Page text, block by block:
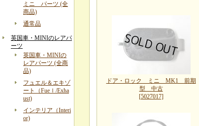
ミニ パーツ (全
商品)
通常品
英国車・MINIのレアパ
ーツ
英国車・MINIの
レアパーツ (全商
品)
フュエル＆エキゾ
ート（Fueｌ/Exha
ust)
インテリア（Interi
or)
ドア・ロック ミニ MK1 前期
型 中古
[5027017]